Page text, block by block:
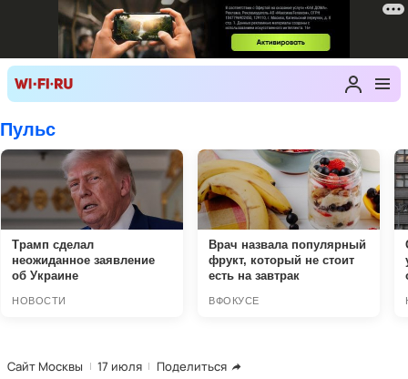
Сайт Москвы 17 июля Поделиться